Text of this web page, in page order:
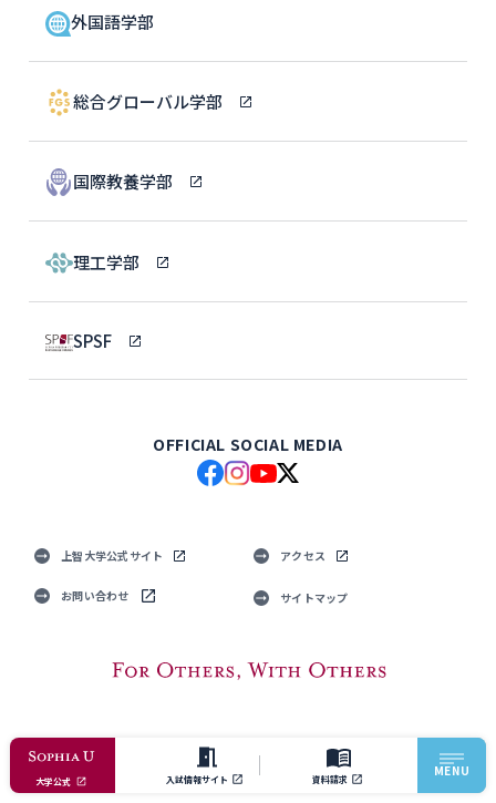
大学公式 入試情報サイト 資料請求
MENU
外国語学部
総合グローバル学部
国際教養学部
理工学部
SPSF
OFFICIAL SOCIAL MEDIA
上智大学公式サイト アクセス
お問い合わせ サイトマップ
© Sophia University. All Rights Reserved.